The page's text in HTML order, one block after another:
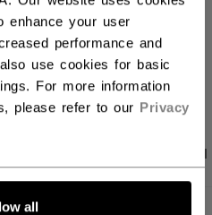
enhance your user
performance and
use cookies for basic
For more information
please refer to our Privacy
all
LINKS ZUM
BEWERTUNGEN